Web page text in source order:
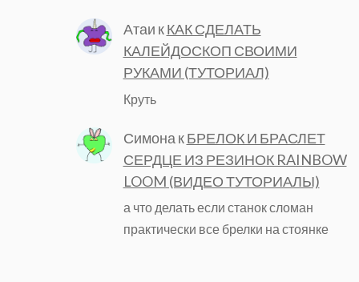
Атаи кКАК СДЕЛАТЬ
КАЛЕЙДОСКОП СВОИМИ
РУКАМИ (ТУТОРИАЛ)
Круть
Симона кБРЕЛОК И БРАСЛЕТ
СЕРДЦЕ ИЗ РЕЗИНОК RAINBOW
LOOM (ВИДЕО ТУТОРИАЛЫ)
а что делать если станок сломан
практически все брелки на стоянке